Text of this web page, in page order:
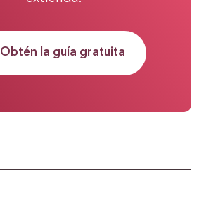
Obtén la guía gratuita